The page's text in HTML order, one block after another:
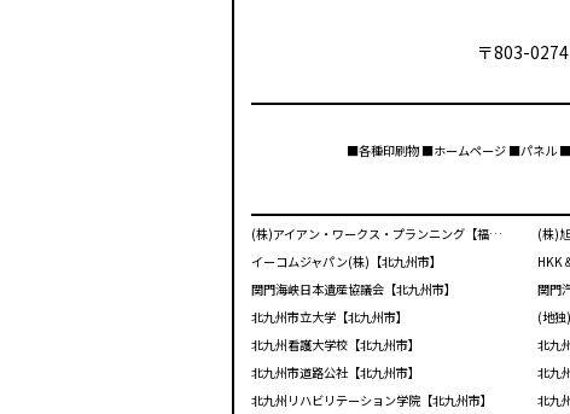
〒803-
■各種印刷物 ■ホームページ ■パネル
(株)アイアン・ワークス・プランニング【福岡市】 (株)
イーコムジャパン(株)【北九州市】
HKK
関門海峡日本遺産協議会【北九州市】
関門
北九州市立大学【北九州市】
(地独
北九州看護大学校【北九州市】
北九
北九州市道路公社【北九州市】
北九
北九州リハビリテーション学院【北九州市】
北九